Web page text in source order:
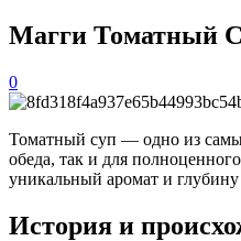
Магги Томатный
0
Томатный суп — одно из
обеда, так и для
уникальный аромат и
История и